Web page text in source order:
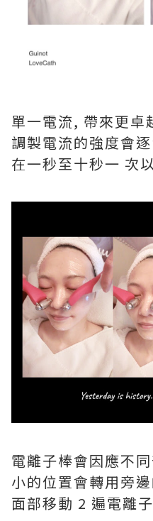
單一電流, 帶來更卓
調製電流的強度會
在一秒至十秒一 次
電離子棒會因應不
小的位置會轉用旁
面部移動 2 遍電離